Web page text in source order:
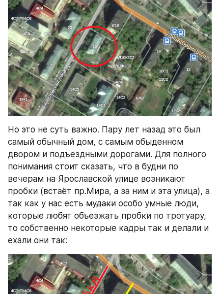
Но это не суть важно. Пару лет назад это был
самый обычный дом, с самым обыденном
двором и подъездными дорогами. Для полного
понимания стоит сказать, что в будни по
вечерам на Ярославской улице возникают
пробки (встаёт пр.Мира, а за ним и эта улица), а
так как у нас есть мудаки особо умные люди,
которые любят объезжать пробки по тротуару,
то собственно некоторые кадры так и делали и
ехали они так: